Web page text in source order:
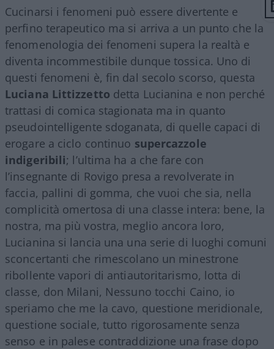
Cucinarsi i fenomeni può essere divertente e
perfino terapeutico ma si arriva a un punto che la
fenomenologia dei fenomeni supera la realtà e
diventa incommestibile dunque tossica. Uno di
questi fenomeni è, fin dal secolo scorso, questa
Luciana Littizzetto detta Lucianina e non perché
trattasi di comica stagionata ma in quanto
pseudointelligente sdoganata, di quelle capaci di
erogare a ciclo continuo supercazzole
indigeribili; l’ultima ha a che fare con
l’insegnante di Rovigo presa a revolverate in
faccia, pallini di gomma, che vuoi che sia, nella
complicità omertosa di una classe intera: bene, la
nostra, ma più vostra, meglio ancora loro,
Lucianina si lancia una una serie di luoghi comuni
sconcertanti che rimescolano un minestrone
ribollente vapori di antiautoritarismo, lotta di
classe, don Milani, Nessuno tocchi Caino, io
speriamo che me la cavo, questione meridionale,
questione sociale, tutto rigorosamente senza
senso e in palese contraddizione una frase dopo